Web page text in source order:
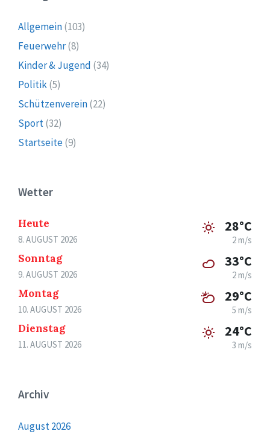
Allgemein(103)
Feuerwehr(8)
Kinder & Jugend (34)
Politik(5)
Schützenverein(22)
Sport(32)
Startseite(9)
Wetter
Heute
8. AUGUST 2026
28°C
2 m/s
Sonntag
9. AUGUST 2026
33°C
2 m/s
Montag
10. AUGUST 2026
29°C
5 m/s
Dienstag
11. AUGUST 2026
24°C
3 m/s
Archiv
August 2026